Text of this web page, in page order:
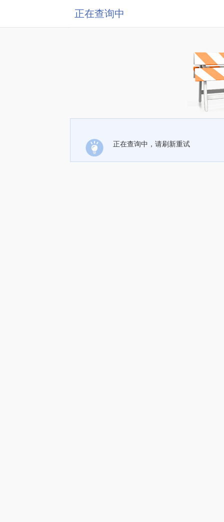
正在查询中
正在查询中，请刷新重试